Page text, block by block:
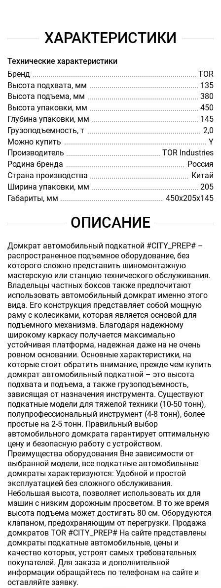
ХАРАКТЕРИСТИКИ
Технические характеристики
Бренд
TOR
Высота подхвата, мм
135
Высота подъема, мм
380
Высота упаковки, мм
450
Глубина упаковки, мм
145
Грузоподъемность, т
2,0
Можно купить
Y
Производитель
TOR Industries
Родина бренда
Россия
Страна производства
Китай
Ширина упаковки, мм
205
Габариты, мм
450х205х145
ОПИСАНИЕ
Домкрат автомобильный подкатной #CITY_PREP# –
распространенное подъемное оборудование, без
которого сложно представить шиномонтажную
мастерскую или станцию технического обслуживания.
Владельцы частных боксов также предпочитают
использовать автомобильный домкрат именно этого
вида. Его конструкция представляет собой мощную
раму с колесиками, которая является основой для
подъемного механизма. Благодаря надежному
широкому каркасу получается максимально
устойчивая платформа, надежная даже на не очень
ровном основании. Основные характеристики, на
которые стоит обратить внимание, прежде чем купить
домкрат автомобильный подкатной – это высота
подхвата и подъема, а также грузоподъемность,
зависящая от назначения инструмента. Существуют
подкатные модели для тяжелой техники (10-50 тонн),
полупрофессиональный инструмент (4-8 тонн), более
простые на 2-5 тонн. Правильный выбор
автомобильного домкрата гарантирует оптимальную
цену и безопасную работу с устройством.
Преимущества оборудования Вне зависимости от
выбранной модели, все подкатные автомобильные
домкраты характеризуются: Удобной и простой
эксплуатацией без сложного обслуживания.
Небольшая высота, позволяет использовать их для
машин с низким дорожным просветом. В то же время
высота подъема может достигать 80 см. Оборудуются
клапаном, предохраняющим от перегрузки. Продажа
домкратов TOR #CITY_PREP# На сайте представлены
домкраты подкатные автомобильные, цены и
качество которых, устроят самых требовательных
покупателей. Для заказа и дополнительной
информации обращайтесь по телефонам на сайте и
оставляйте заявку.